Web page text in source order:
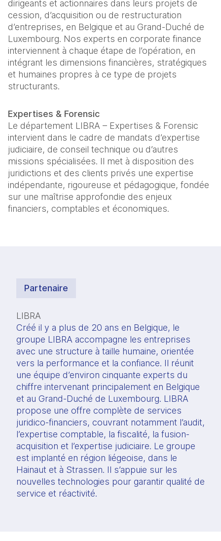
dirigeants et actionnaires dans leurs projets de
cession, d’acquisition ou de restructuration
d’entreprises, en Belgique et au Grand-Duché de
Luxembourg. Nos experts en corporate finance
interviennent à chaque étape de l’opération, en
intégrant les dimensions financières, stratégiques
et humaines propres à ce type de projets
structurants.
Expertises & Forensic
Le département LIBRA – Expertises & Forensic
intervient dans le cadre de mandats d’expertise
judiciaire, de conseil technique ou d’autres
missions spécialisées. Il met à disposition des
juridictions et des clients privés une expertise
indépendante, rigoureuse et pédagogique, fondée
sur une maîtrise approfondie des enjeux
financiers, comptables et économiques.
Partenaire
LIBRA
Créé il y a plus de 20 ans en Belgique, le
groupe LIBRA accompagne les entreprises
avec une structure à taille humaine, orientée
vers la performance et la confiance. Il réunit
une équipe d’environ cinquante experts du
chiffre intervenant principalement en Belgique
et au Grand-Duché de Luxembourg. LIBRA
propose une offre complète de services
juridico-financiers, couvrant notamment l’audit,
l’expertise comptable, la fiscalité, la fusion-
acquisition et l’expertise judiciaire. Le groupe
est implanté en région liégeoise, dans le
Hainaut et à Strassen. Il s’appuie sur les
nouvelles technologies pour garantir qualité de
service et réactivité.